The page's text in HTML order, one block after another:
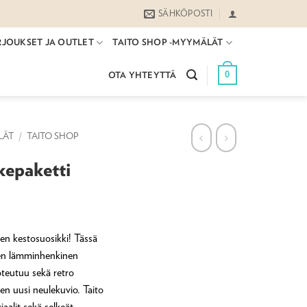
SÄHKÖPOSTI
JA OUTLET TAITO SHOP -MYYMÄLÄT
OTA YHTEYTTÄ 0
/ TAITO SHOP
kestosuosikki! Tässä
lämminhenkinen
sekä retro
uusi neulekuvio. Taito